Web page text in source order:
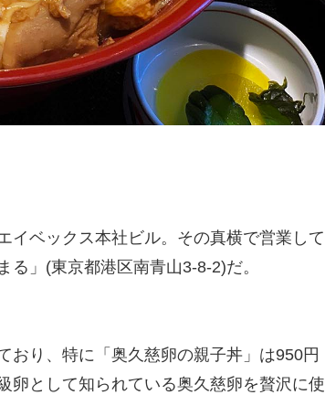
イベックス本社ビル。その真横で営業して
」(東京都港区南青山3-8-2)だ。
おり、特に「奥久慈卵の親子丼」は950円
卵として知られている奥久慈卵を贅沢に使